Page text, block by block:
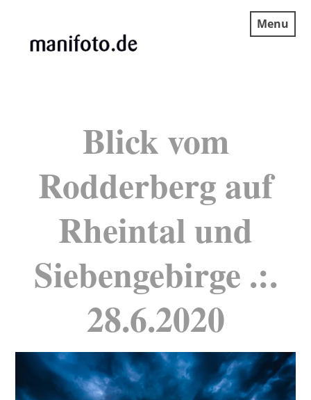
content
Menu
Blick vom
Rodderberg auf
Rheintal und
Siebengebirge .:.
28.6.2020